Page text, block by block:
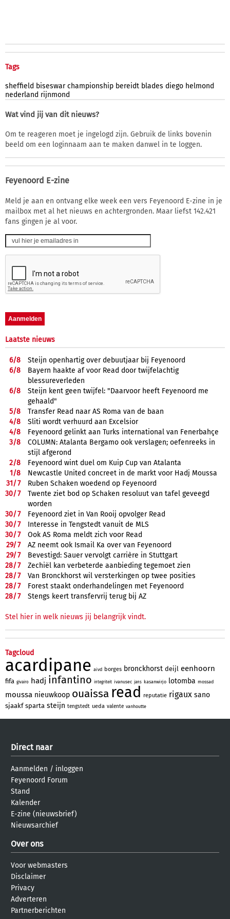
Tags
sheffield biseswar championship bereidt blades diego helmond
nederland rijnmond
Wat vind jij van dit nieuws?
Om te reageren moet je ingelogd zijn. Gebruik de links bovenin
beeld om een loginnaam aan te maken danwel in te loggen.
Feyenoord E-zine
Meld je aan en ontvang elke week een vers Feyenoord E-zine in je
mailbox met al het nieuws en achtergronden. Maar liefst 142.421
fans gingen je al voor.
Laatste nieuws
6/8
Steijn openhartig over debuutjaar bij Feyenoord
6/8
Bayern haakte af voor Read door twijfelachtig
blessureverleden
6/8
Steijn kent geen twijfel: "Daarvoor heeft Feyenoord me
gehaald"
5/8
Transfer Read naar AS Roma van de baan
4/8
Sliti wordt verhuurd aan Excelsior
4/8
Feyenoord gelinkt aan Turks international van Fenerbahçe
3/8
COLUMN: Atalanta Bergamo ook verslagen; oefenreeks in
stijl afgerond
2/8
Feyenoord wint duel om Kuip Cup van Atalanta
1/8
Newcastle United concreet in de markt voor Hadj Moussa
31/7
Ruben Schaken woedend op Feyenoord
30/7
Twente ziet bod op Schaken resoluut van tafel geveegd
worden
30/7
Feyenoord ziet in Van Rooij opvolger Read
30/7
Interesse in Tengstedt vanuit de MLS
30/7
Ook AS Roma meldt zich voor Read
29/7
AZ neemt ook Ismail Ka over van Feyenoord
29/7
Bevestigd: Sauer vervolgt carrière in Stuttgart
28/7
Zechiël kan verbeterde aanbieding tegemoet zien
28/7
Van Bronckhorst wil versterkingen op twee posities
28/7
Forest staakt onderhandelingen met Feyenoord
28/7 Stengs keert transfervrij terug bij AZ
Stel hier in welk nieuws jij belangrijk vindt.
Tagcloud
acardipane aivd borges bronckhorst deijl eenhoorn
fifa givairo hadj infantino integriteit ivanusec jans kasanwirjo lotomba mossad
moussa nieuwkoop ouaissa read reputatie rigaux sano
sjaakf sparta steijn tengstedt ueda valente vanhoutte
Direct naar
Aanmelden / inloggen
Feyenoord Forum
Stand
Kalender
E-zine (nieuwsbrief)
Nieuwsarchief
Over ons
Voor webmasters
Disclaimer
Privacy
Adverteren
Partnerberichten